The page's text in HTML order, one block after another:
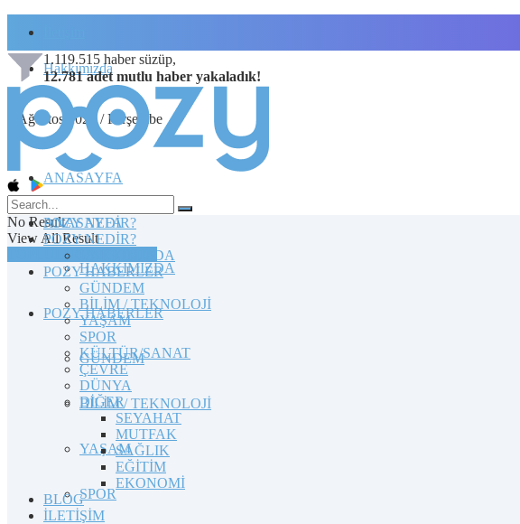
Hakkımızda
6 Ağustos 2026 / Perşembe
1.119.515 haber süzüp,
12.781 adet mutlu haber yakaladık!
No Result
View All Result
TOPLULUĞA KATILIN
ANASAYFA
POZY NEDİR?
HAKKIMIZDA
POZY HABERLER
GÜNDEM
BİLİM / TEKNOLOJİ
YAŞAM
SPOR
ANASAYFA
POZY NEDİR?
HAKKIMIZDA
POZY HABERLER
GÜNDEM
BİLİM / TEKNOLOJİ
YAŞAM
SPOR
KÜLTÜR/SANAT
ÇEVRE
DÜNYA
DİĞER
SEYAHAT
MUTFAK
SAĞLIK
EĞİTİM
EKONOMİ
BLOG
İLETİŞİM